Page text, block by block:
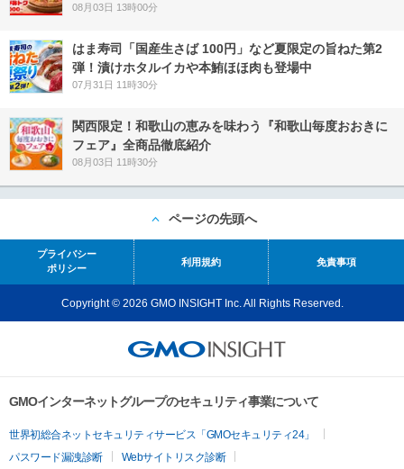
08月03日 13時00分
はま寿司「国産生さば 100円」など夏限定の旨ねた第2
弾！漬けホタルイカや本鮪ほほ肉も登場中
07月31日 11時30分
関西限定！和歌山の恵みを味わう『和歌山毎度おおきに
フェア』全商品徹底紹介
08月03日 11時30分
ページの先頭へ
プライバシー
ポリシー
利用規約 免責事項
Copyright © 2026 GMO INSIGHT Inc. All Rights Reserved.
GMOインターネットグループのセキュリティ事業について
世界初総合ネットセキュリティサービス「GMOセキュリティ24」
パスワード漏洩診断
Webサイトリスク診断